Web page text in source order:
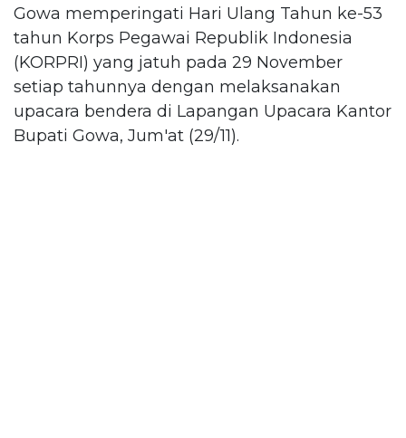
Gowa memperingati Hari Ulang Tahun ke-53
tahun Korps Pegawai Republik Indonesia
(KORPRI) yang jatuh pada 29 November
setiap tahunnya dengan melaksanakan
upacara bendera di Lapangan Upacara Kantor
Bupati Gowa, Jum'at (29/11).